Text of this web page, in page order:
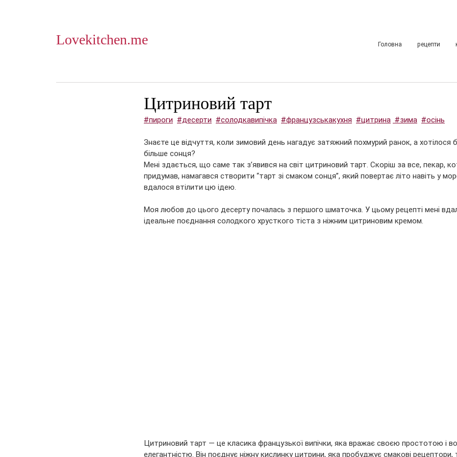
Lovekitchen.me рецепти
Головна
Цитриновий тарт
#пироги #десерти #солодкавипічка #французськакухня #цитрина #зима #осінь
Знаєте це відчуття, коли зимовий день нагадує затяжний похмурий ранок, а хотілося
більше сонця?
Мені здається, що саме так з’явився на світ цитриновий тарт. Скоріш за все, пекар,
придумав, намагався створити “тарт зі смаком сонця”, який повертає літо навіть у
вдалося втілити цю ідею.
Моя любов до цього десерту почалась з першого шматочка. У цьому рецепті мені
ідеальне поєднання солодкого хрусткого тіста з ніжним цитриновим кремом.
Цитриновий тарт — це класика французької випічки, яка вражає своєю простотою і
елегантністю. Він поєднує ніжну кислинку цитрини, яка пробуджує смакові